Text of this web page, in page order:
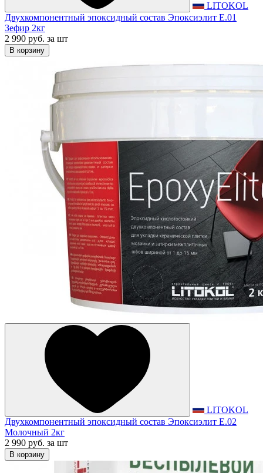
LITOKOL
Двухкомпонентный эпоксидный состав Эпоксиэлит E.01
Зефир 2кг
2 990 руб. за шт
В корзину
LITOKOL
Двухкомпонентный эпоксидный состав Эпоксиэлит E.02
Молочный 2кг
2 990 руб. за шт
В корзину